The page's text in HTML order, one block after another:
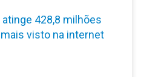
428,8 milhões
visto na internet